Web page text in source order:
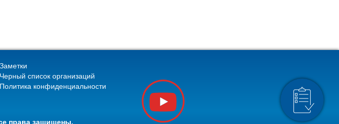
Заметки
Черный список организаций
Политика конфиденциальности
права защищены.